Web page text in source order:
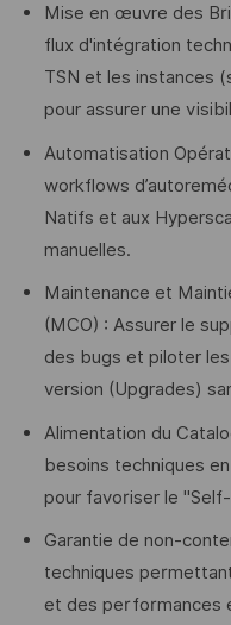
Mise en œuvre des
flux d'intégration
TSN et les instances
pour assurer une
Automatisation
workflows
Natifs et aux
manuelles.
Maintenance et
(MCO) : Assurer le
des bugs et piloter
version (Upgrades)
Alimentation du
besoins techniques
pour favoriser le
Garantie de non-
techniques
et des performances